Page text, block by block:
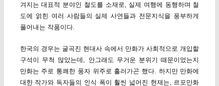
겨지는 대표적 분야인 철도를 소재로, 실제 여행에 동행하며 철
도에 얽힌 여러 사람들의 실제 사연들과 전문지식을 풍부하게
풀어내는 작품이다.
한국의 경우는 굴곡진 현대사 속에서 만화가 사회적으로 개입할
구석이 무척 많았는데, 안그래도 무거운 분위기 때문이었는지
만화는 주로 통쾌한 풍자 위주로 흘러가곤 했다. 하지만 만화에
대한 작가와 독자들의 인식 폭이 훨씬 넓어진 현재는, 르포만화